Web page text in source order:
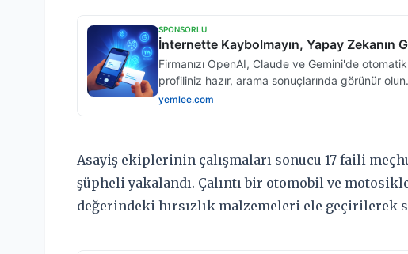
Asayiş ekiplerinin çalışmaları sonucu 17 faili
şüpheli yakalandı. Çalıntı bir otomobil ve
değerindeki hırsızlık malzemeleri ele